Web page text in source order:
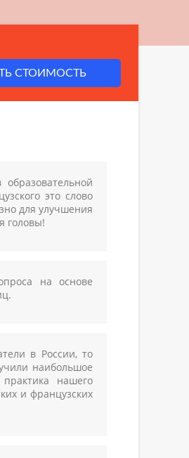
СТОИМОСТЬ
это слово
для улучшения
головы!
на основе
в России, то
наибольшое
нашего
и французских